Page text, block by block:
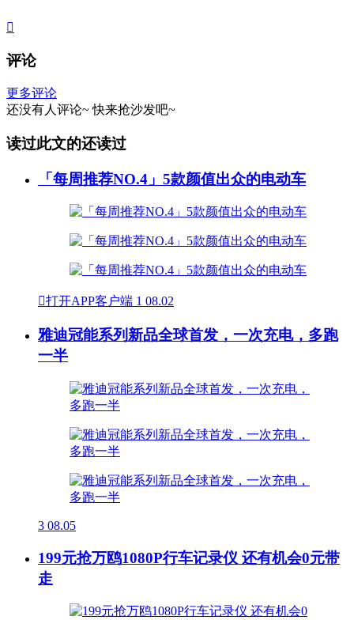

评论
更多评论
还没有人评论~ 快来抢沙发吧~
读过此文的还读过
「每周推荐NO.4」5款颜值出众的电动车
打开APP客户端 1 08.02
雅迪冠能系列新品全球首发，一次充电，多跑
一半
3 08.05
199元抢万鸥1080P行车记录仪 还有机会0元带
走